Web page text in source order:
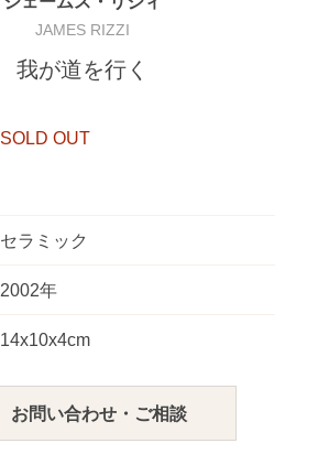
JAMES RIZZI
我が道を行く
SOLD OUT
セラミック
2002年
14x10x4cm
お問い合わせ・ご相談